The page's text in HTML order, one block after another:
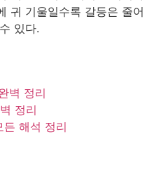
귀 기울일수록 갈등은 줄어
있다.
벽 정리
정리
해석 정리